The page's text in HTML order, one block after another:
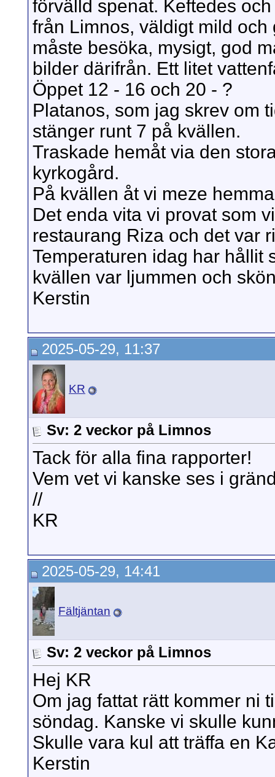
förvälld spenat. Keftedes
från Limnos, väldigt mild
måste besöka, mysigt, god
bilder därifrån. Ett litet
Öppet 12 - 16 och 20 - ?
Platanos, som jag skrev om
stänger runt 7 på kvällen.
Traskade hemåt via den
kyrkogård.
På kvällen åt vi meze
Det enda vita vi provat som
restaurang Riza och det var
Temperaturen idag har hållit
kvällen var ljummen och
Kerstin
2025-05-29, 11:37
KR
Sv: 2 veckor på Limnos
Tack för alla fina rapporter!
Vem vet vi kanske ses i
//
KR
2025-05-29, 14:41
Fältjäntan
Sv: 2 veckor på Limnos
Hej KR
Om jag fattat rätt kommer ni
söndag. Kanske vi skulle
Skulle vara kul att träffa en
Kerstin